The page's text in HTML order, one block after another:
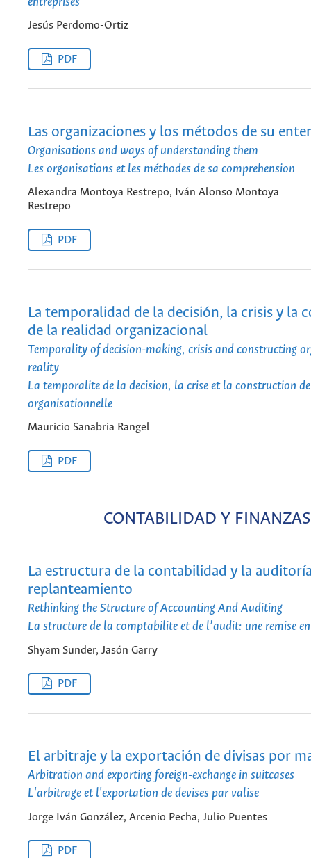
Jesús Perdomo-Ortiz
PDF
Las organizaciones y los métodos de su
Organisations and ways of understanding them
Les organisations et les méthodes de sa comprehension
Alexandra Montoya Restrepo, Iván Alonso Montoya
Restrepo
PDF
La temporalidad de la decisión, la crisis y la
de la realidad organizacional
Temporality of decision-making, crisis and constructing
reality
La temporalite de la decision, la crise et la construction
organisationnelle
Mauricio Sanabria Rangel
PDF
CONTABILIDAD Y FINANZAS
La estructura de la contabilidad y la
replanteamiento
Rethinking the Structure of Accounting And Auditing
La structure de la comptabilite et de l’audit: une remise
Shyam Sunder, Jasón Garry
PDF
El arbitraje y la exportación de divisas por
Arbitration and exporting foreign-exchange in suitcases
L'arbitrage et l'exportation de devises par valise
Jorge Iván González, Arcenio Pecha, Julio Puentes
PDF